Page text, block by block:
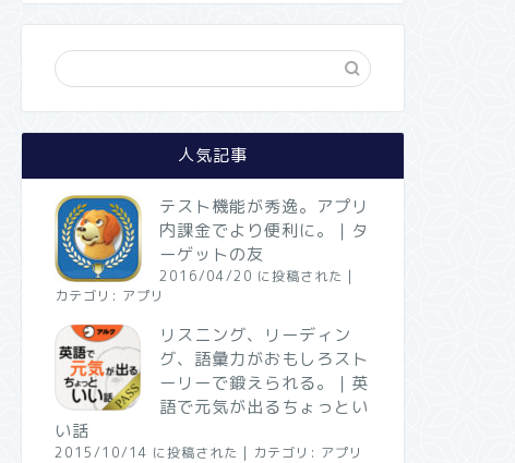
人気記事
テスト機能が秀逸。アプリ
内課金でより便利に。｜タ
ーゲットの友
2016/04/20 に投稿された |
カテゴリ: アプリ
リスニング、リーディン
グ、語彙力がおもしろスト
ーリーで鍛えられる。｜英
語で元気が出るちょっとい
い話
2015/10/14 に投稿された | カテゴリ: アプリ